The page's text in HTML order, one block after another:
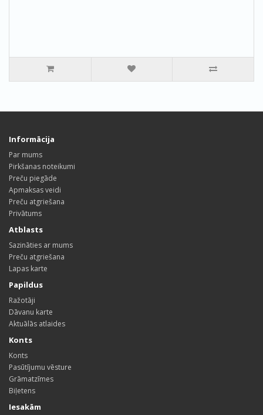
Informācija
Par mums
Pirkšanas noteikumi
Preču piegāde
Apmaksas veidi
Preču atgriešana
Privātums
Atblasts
Sazināties ar mums
Preču atgriešana
Lapas karte
Papildus
Ražotāji
Dāvanu karte
Aktuālās atlaides
Konts
Konts
Pasūtījumu vēsture
Grāmatzīmes
Biļetens
Iesakām